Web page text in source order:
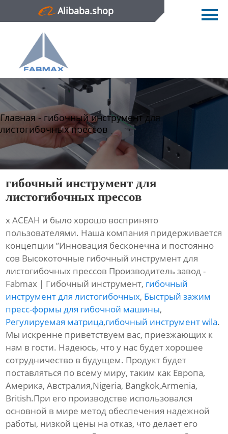
Alibaba.shop
Главная
Продукция
Новости
Контактная информация
Главная- гибочный инструмент для
листогибочных прессов
гибочный инструмент для
листогибочных прессов
х АСЕАН и было хорошо воспринято
пользователями. Наша компания придерживается
концепции ”Инновация бесконечна и постоянно
сов Высокоточные гибочный инструмент для
листогибочных прессов Производитель завод -
Fabmax | Гибочный инструмент, гибочный
инструмент для листогибочных, Быстрый зажим
пресс-формы для гибочной машины,
Регулируемая матрица,гибочный инструмент wila.
Мы искренне приветствуем вас, приезжающих к
нам в гости. Надеюсь, что у нас будет хорошее
сотрудничество в будущем. Продукт будет
поставляться по всему миру, таким как Европа,
Америка, Австралия,Nigeria, Bangkok,Armenia,
British.При его производстве использовался
основной в мире метод обеспечения надежной
работы, низкой цены на отказ, что делает его